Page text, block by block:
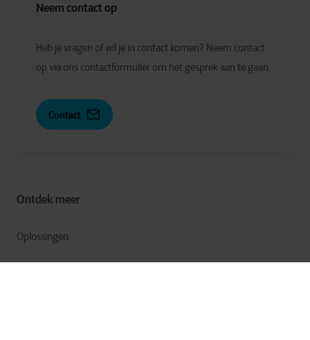
Ontdek meer
Oplossingen
Neem contact op
Heb je vragen of wil je in contact komen? Neem contact
op via ons contactformulier om het gesprek aan te gaan.
Contact